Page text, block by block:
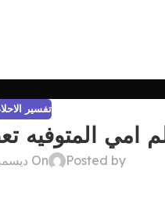
تفسير
امي المتوفيه
Posted by On ديسمبر 22, 2024